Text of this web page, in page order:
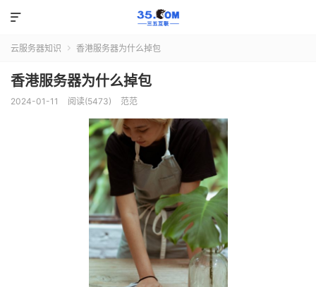

云服务器知识  香港服务器为什么掉包
香港服务器为什么掉包
2024-01-11 阅读(5473) 范范